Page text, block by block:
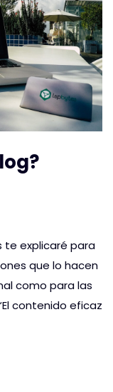
te explicaré para
que lo hacen
como para las
contenido eficaz